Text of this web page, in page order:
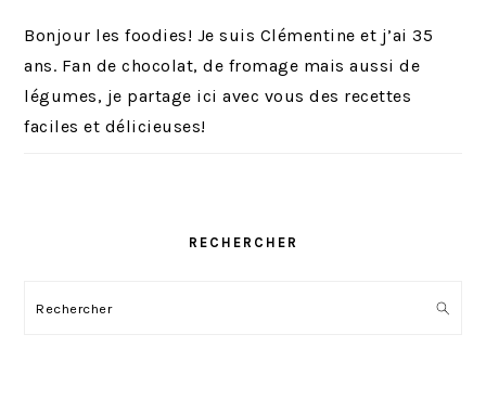
Bonjour les foodies! Je suis Clémentine et j’ai 35
ans. Fan de chocolat, de fromage mais aussi de
légumes, je partage ici avec vous des recettes
faciles et délicieuses!
RECHERCHER
Rechercher